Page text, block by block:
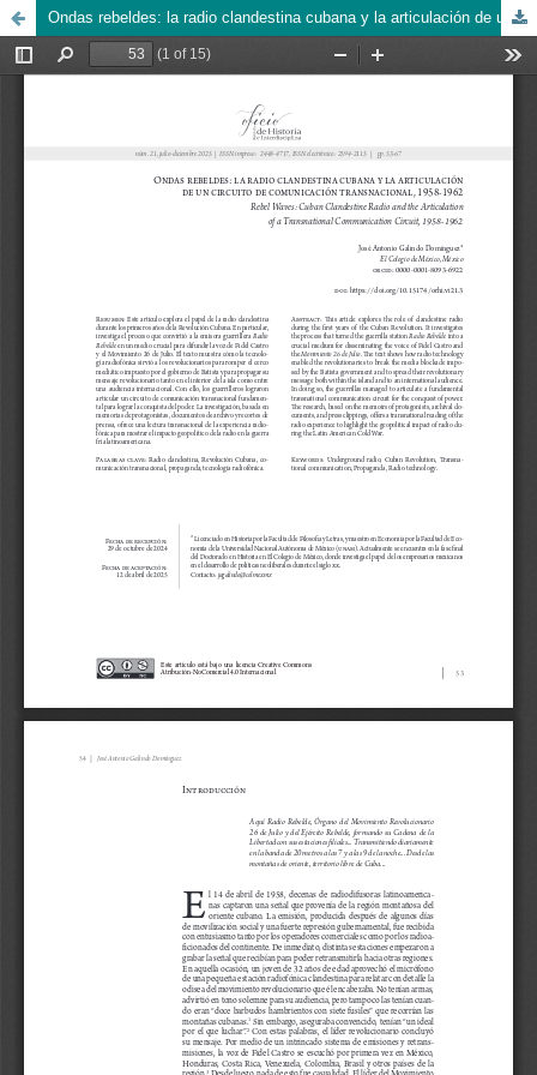
Ondas rebeldes: la radio clandestina cubana y la articulación de un circuito de comunicación transnacional, 1958-1962